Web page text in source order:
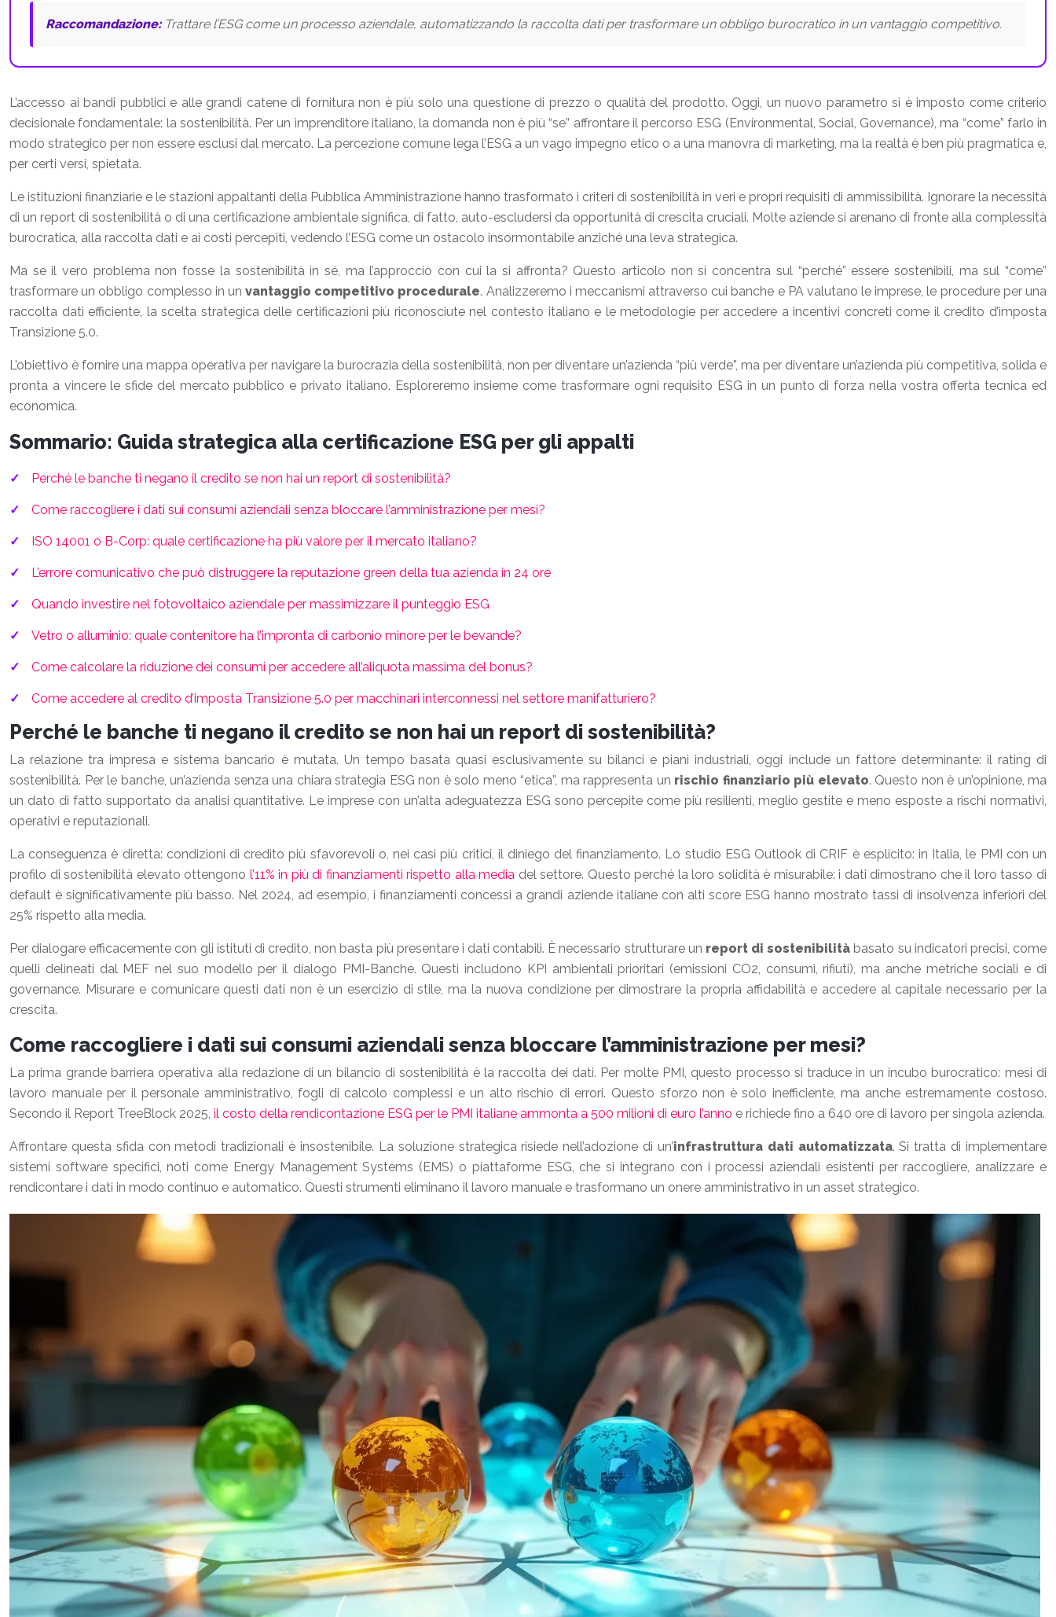
Raccomandazione:Trattare l’ESG come un processo aziendale, automatizzando la raccolta dati per trasformare un obbligo burocratico in un vantaggio competitivo.
L’accesso ai bandi pubblici e alle grandi catene di fornitura non è più solo una questione di prezzo o qualità del prodotto. Oggi, un nuovo parametro si è imposto come criterio
decisionale fondamentale: la sostenibilità. Per un imprenditore italiano, la domanda non è più “se” affrontare il percorso ESG (Environmental, Social, Governance), ma “come” farlo in
modo strategico per non essere esclusi dal mercato. La percezione comune lega l’ESG a un vago impegno etico o a una manovra di marketing, ma la realtà è ben più pragmatica e,
per certi versi, spietata.
Le istituzioni finanziarie e le stazioni appaltanti della Pubblica Amministrazione hanno trasformato i criteri di sostenibilità in veri e propri requisiti di ammissibilità. Ignorare la necessità
di un report di sostenibilità o di una certificazione ambientale significa, di fatto, auto-escludersi da opportunità di crescita cruciali. Molte aziende si arenano di fronte alla complessità
burocratica, alla raccolta dati e ai costi percepiti, vedendo l’ESG come un ostacolo insormontabile anziché una leva strategica.
Ma se il vero problema non fosse la sostenibilità in sé, ma l’approccio con cui la si affronta? Questo articolo non si concentra sul “perché” essere sostenibili, ma sul “come”
trasformare un obbligo complesso in unvantaggio competitivo procedurale. Analizzeremo i meccanismi attraverso cui banche e PA valutano le imprese, le procedure per una
raccolta dati efficiente, la scelta strategica delle certificazioni più riconosciute nel contesto italiano e le metodologie per accedere a incentivi concreti come il credito d’imposta
Transizione 5.0.
L’obiettivo è fornire una mappa operativa per navigare la burocrazia della sostenibilità, non per diventare un’azienda “più verde”, ma per diventare un’azienda più competitiva, solida e
pronta a vincere le sfide del mercato pubblico e privato italiano. Esploreremo insieme come trasformare ogni requisito ESG in un punto di forza nella vostra offerta tecnica ed
economica.
Sommario: Guida strategica alla certificazione ESG per gli appalti
Perché le banche ti negano il credito se non hai un report di sostenibilità?
Come raccogliere i dati sui consumi aziendali senza bloccare l’amministrazione per mesi?
ISO 14001 o B-Corp: quale certificazione ha più valore per il mercato italiano?
L’errore comunicativo che può distruggere la reputazione green della tua azienda in 24 ore
Quando investire nel fotovoltaico aziendale per massimizzare il punteggio ESG
Vetro o alluminio: quale contenitore ha l’impronta di carbonio minore per le bevande?
Come calcolare la riduzione dei consumi per accedere all’aliquota massima del bonus?
Come accedere al credito d’imposta Transizione 5.0 per macchinari interconnessi nel settore manifatturiero?
Perché le banche ti negano il credito se non hai un report di sostenibilità?
La relazione tra impresa e sistema bancario è mutata. Un tempo basata quasi esclusivamente su bilanci e piani industriali, oggi include un fattore determinante: il rating di
sostenibilità. Per le banche, un’azienda senza una chiara strategia ESG non è solo meno “etica”, ma rappresenta un rischio finanziario più elevato. Questo non è un’opinione, ma
un dato di fatto supportato da analisi quantitative. Le imprese con un’alta adeguatezza ESG sono percepite come più resilienti, meglio gestite e meno esposte a rischi normativi,
operativi e reputazionali.
La conseguenza è diretta: condizioni di credito più sfavorevoli o, nei casi più critici, il diniego del finanziamento. Lo studio ESG Outlook di CRIF è esplicito: in Italia, le PMI con un
profilo di sostenibilità elevato ottengono l’11% in più di finanziamenti rispetto alla media del settore. Questo perché la loro solidità è misurabile: i dati dimostrano che il loro tasso di
default è significativamente più basso. Nel 2024, ad esempio, i finanziamenti concessi a grandi aziende italiane con alti score ESG hanno mostrato tassi di insolvenza inferiori del
25% rispetto alla media.
Per dialogare efficacemente con gli istituti di credito, non basta più presentare i dati contabili. È necessario strutturare un report di sostenibilità basato su indicatori precisi, come
quelli delineati dal MEF nel suo modello per il dialogo PMI-Banche. Questi includono KPI ambientali prioritari (emissioni CO2, consumi, rifiuti), ma anche metriche sociali e di
governance. Misurare e comunicare questi dati non è un esercizio di stile, ma la nuova condizione per dimostrare la propria affidabilità e accedere al capitale necessario per la
crescita.
Come raccogliere i dati sui consumi aziendali senza bloccare l’amministrazione per mesi?
La prima grande barriera operativa alla redazione di un bilancio di sostenibilità è la raccolta dei dati. Per molte PMI, questo processo si traduce in un incubo burocratico: mesi di
lavoro manuale per il personale amministrativo, fogli di calcolo complessi e un alto rischio di errori. Questo sforzo non è solo inefficiente, ma anche estremamente costoso.
Secondo il Report TreeBlock 2025, il costo della rendicontazione ESG per le PMI italiane ammonta a 500 milioni di euro l’anno e richiede fino a 640 ore di lavoro per singola azienda.
Affrontare questa sfida con metodi tradizionali è insostenibile. La soluzione strategica risiede nell’adozione di un’infrastruttura dati automatizzata. Si tratta di implementare
sistemi software specifici, noti come Energy Management Systems (EMS) o piattaforme ESG, che si integrano con i processi aziendali esistenti per raccogliere, analizzare e
rendicontare i dati in modo continuo e automatico. Questi strumenti eliminano il lavoro manuale e trasformano un onere amministrativo in un asset strategico.